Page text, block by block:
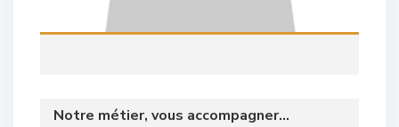
Notre métier, vous accompagner...